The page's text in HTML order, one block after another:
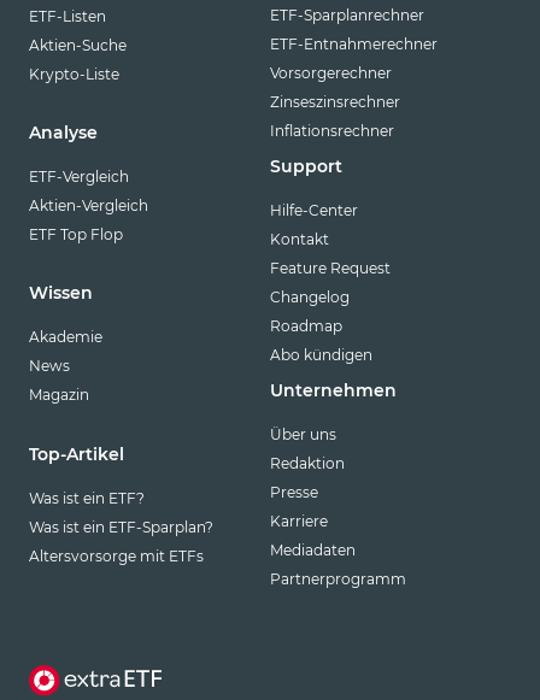
ETF-Listen
Aktien-Suche
Krypto-Liste
Analyse
ETF-Vergleich
Aktien-Vergleich
ETF Top Flop
Wissen
Akademie
News
Magazin
Top-Artikel
Was ist ein ETF?
Was ist ein ETF-Sparplan?
Altersvorsorge mit ETFs
ETF-Sparplanrechner
ETF-Entnahmerechner
Vorsorgerechner
Zinseszinsrechner
Inflationsrechner
Support
Hilfe-Center
Kontakt
Feature Request
Changelog
Roadmap
Abo kündigen
Unternehmen
Über uns
Redaktion
Presse
Karriere
Mediadaten
Partnerprogramm